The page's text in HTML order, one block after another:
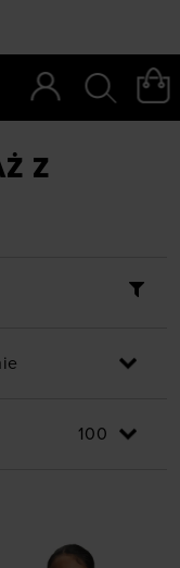
na wyprzedaż
Z